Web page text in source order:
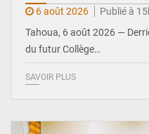
6 août 2026
Publié à
Tahoua, 6 août 2026 —
du futur Collège…
SAVOIR PLUS